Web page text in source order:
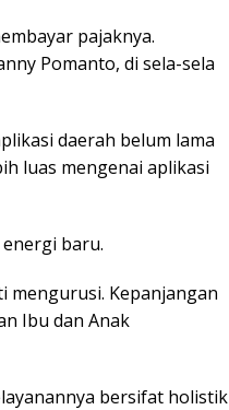
pajaknya.
Pomanto, di sela-sela
daerah belum lama
luas mengenai aplikasi
baru.
mengurusi. Kepanjangan
Ibu dan Anak
bersifat holistik